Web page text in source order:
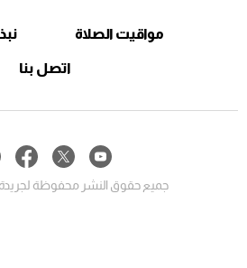
مواقيت الصلاة
اتصل بنا
جميع حقوق النشر محفوظة لجريدة